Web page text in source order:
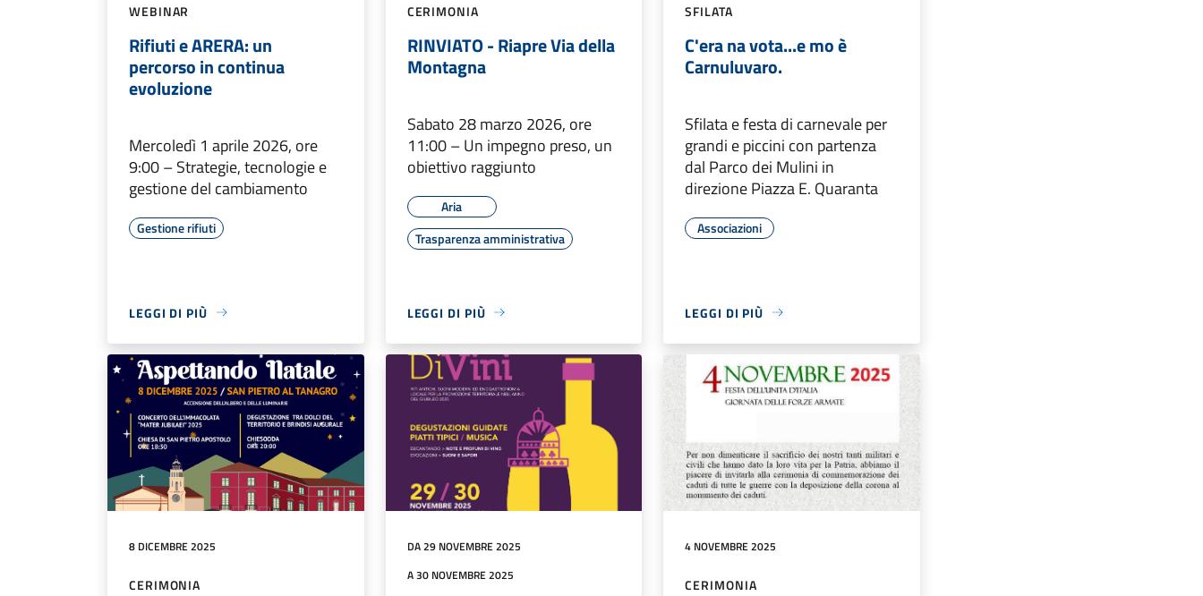
WEBINAR
Rifiuti e ARERA: un
percorso in continua
evoluzione
Mercoledì 1 aprile 2026, ore
9:00 – Strategie, tecnologie e
gestione del cambiamento
Gestione rifiuti
LEGGI DI PIÙ
CERIMONIA
RINVIATO - Riapre Via della
Montagna
Sabato 28 marzo 2026, ore
11:00 – Un impegno preso, un
obiettivo raggiunto
Aria
Trasparenza amministrativa
LEGGI DI PIÙ
SFILATA
C'era na vota...e mo è
Carnuluvaro.
Sfilata e festa di carnevale per
grandi e piccini con partenza
dal Parco dei Mulini in
direzione Piazza E. Quaranta
Associazioni
LEGGI DI PIÙ
8 DICEMBRE 2025
CERIMONIA
DA 29 NOVEMBRE 2025
A 30 NOVEMBRE 2025
4 NOVEMBRE 2025
CERIMONIA